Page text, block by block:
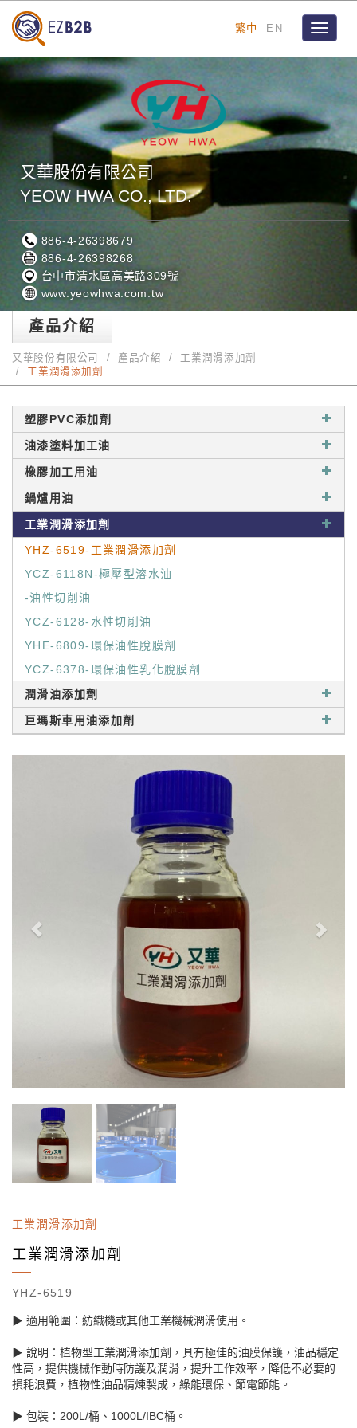
繁中 EN
Toggle
又華股份有限公司
YEOW HWA CO., LTD.
886-4-26398679
886-4-26398268
台中市清水區高美路309號
www.yeowhwa.com.tw
產品介紹
又華股份有限公司 產品介紹
工業潤滑添加劑
工業潤滑添加劑
塑膠PVC添加劑
油漆塗料加工油
橡膠加工用油
鍋爐用油
工業潤滑添加劑
YHZ-6519-工業潤滑添加劑
YCZ-6118N-極壓型溶水油
-油性切削油
YCZ-6128-水性切削油
YHE-6809-環保油性脫膜劑
YCZ-6378-環保油性乳化脫膜劑
潤滑油添加劑
巨瑪斯車用油添加劑
工業潤滑添加劑
工業潤滑添加劑
YHZ-6519
▶ 適用範圍：紡織機或其他工業機械潤滑使用。
▶ 說明：植物型工業潤滑添加劑，具有極佳的油膜保護，油品穩定
性高，提供機械作動時防護及潤滑，提升工作效率，降低不必要的
損耗浪費，植物性油品精煉製成，綠能環保、節電節能。
▶ 包裝：200L/桶、1000L/IBC桶。